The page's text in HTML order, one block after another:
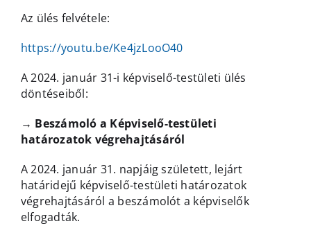
Az ülés felvétele:
https://youtu.be/Ke4jzLooO40
A 2024. január 31-i képviselő-testületi ülés
döntéseiből:
→ Beszámoló a Képviselő-testületi
határozatok végrehajtásáról
A 2024. január 31. napjáig született, lejárt
határidejű képviselő-testületi határozatok
végrehajtásáról a beszámolót a képviselők
elfogadták.